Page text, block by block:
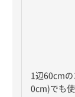
1辺60cm
0cm)でも